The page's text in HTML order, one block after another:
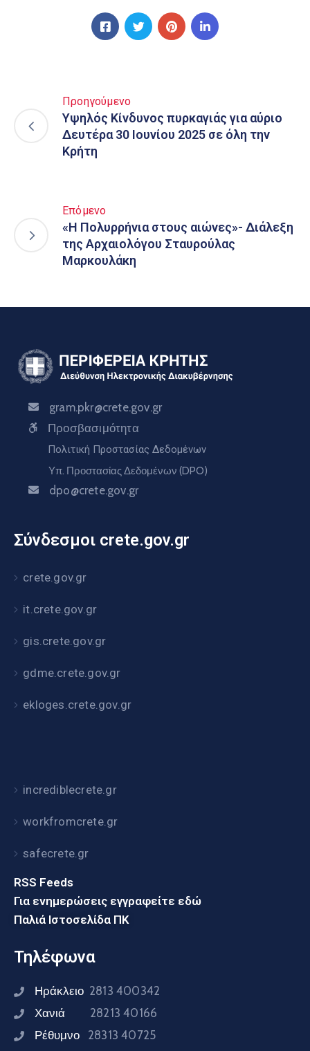
Προηγούμενο
Υψηλός Κίνδυνος πυρκαγιάς για αύριο
Δευτέρα 30 Ιουνίου 2025 σε όλη την
Κρήτη
Επόμενο
«Η Πολυρρήνια στους αιώνες»- Διάλεξη
της Αρχαιολόγου Σταυρούλας
Μαρκουλάκη
gram.pkr@crete.gov.gr
Προσβασιμότητα
Πολιτική Προστασίας Δεδομένων
Υπ. Προστασίας Δεδομένων (DPO)
dpo@crete.gov.gr
Σύνδεσμοι crete.gov.gr
crete.gov.gr
it.crete.gov.gr
gis.crete.gov.gr
gdme.crete.gov.gr
ekloges.crete.gov.gr
incrediblecrete.gr
workfromcrete.gr
safecrete.gr
RSS Feeds
Για ενημερώσεις εγγραφείτε εδώ
Παλιά Ιστοσελίδα ΠΚ
Τηλέφωνα
Ηράκλειο 2813 400342
Χανιά 28213 40166
Ρέθυμνο 28313 40725